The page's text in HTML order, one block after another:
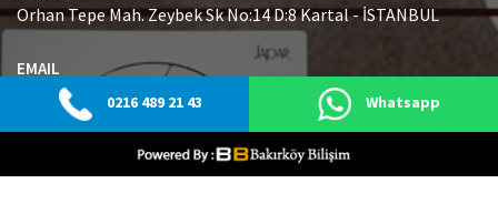
Orhan Tepe Mah. Zeybek Sk No:14 D:8 Kartal - İSTANBUL
EMAIL
info@japaryetkiliservisi.net
0216 489 21 43
0216 489 21 43 Whatsapp